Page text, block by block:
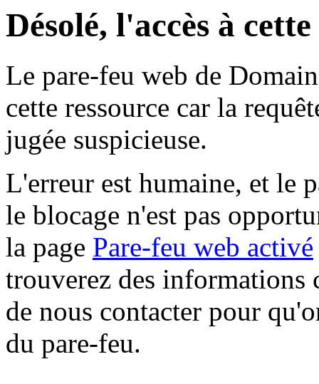
Désolé, l'accès à
Le pare-feu web de
cette ressource car la
jugée suspicieuse.
L'erreur est humaine, et le
le blocage n'est pas
la page Pare-feu web activé
trouverez des informations
de nous contacter pour
du pare-feu.